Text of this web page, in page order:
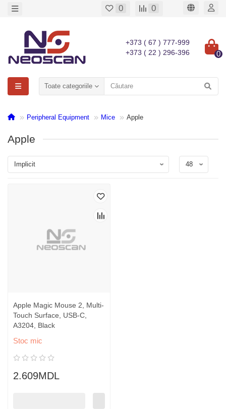
0 0
+373 ( 67 ) 777-999
+373 ( 22 ) 296-396
0
Toate categoriile
Peripheral Equipment Mice Apple
Apple
Apple Magic Mouse 2, Multi-
Touch Surface, USB-C,
A3204, Black
Stoc mic
2.609MDL